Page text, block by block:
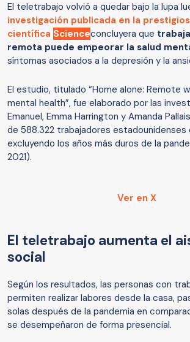
El teletrabajo volvió a quedar bajo la lupa
investigación publicada en la
científica Scienceconcluyera que
remota puede empeorar la salud
síntomas asociados a la depresión y la
El estudio, titulado “Home alone: Remote
mental health”, fue elaborado por las
Emanuel, Emma Harrington y Amanda
de 588.322 trabajadores estadounidenses
excluyendo los años más duros de la
2021).
Ver en X
El teletrabajo aumenta el
social
Según los resultados, las personas con
permiten realizar labores desde la casa,
solas después de la pandemia en
se desempeñaron de forma presencial.